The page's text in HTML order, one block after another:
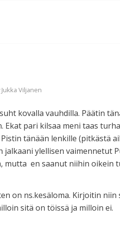
Jukka Viljanen
kovalla vauhdilla. Päätin
Ekat pari kilsaa meni taas
tänään lenkille (pitkästä
ylellisen vaimennetut
mutta en saanut niihin oikein
on ns.kesäloma. Kirjoitin
sitä on töissä ja milloin ei.